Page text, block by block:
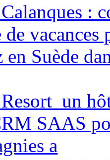
:
vacances
en Suède
un
SAAS
a